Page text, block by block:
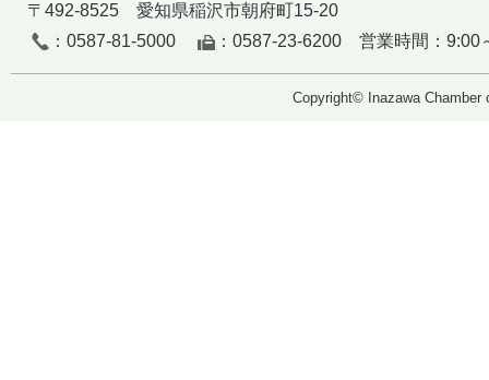
〒492-8525 愛知県稲沢市朝府町15-20
：0587-81-5000
：0587-23-6200 営業時間：9:00
Copyright© Inazawa